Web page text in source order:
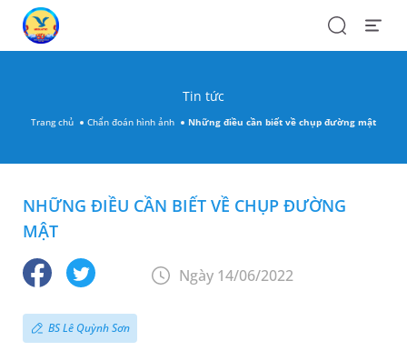
SearchOpen
Tin tức
Trang chủ Chẩn đoán hình ảnh Những điều cần biết về chụp đường mật
NHỮNG ĐIỀU CẦN BIẾT VỀ CHỤP ĐƯỜNG
MẬT
Ngày 14/06/2022
BS Lê Quỳnh Sơn